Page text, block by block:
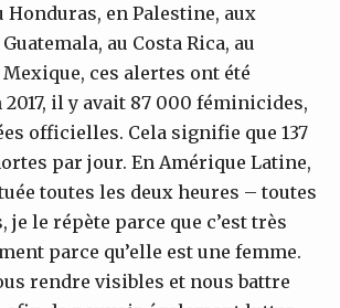
Honduras, en Palestine, aux
au Costa Rica, au
ces alertes ont été
il y avait 87 000 féminicides,
officielles. Cela signifie que 137
par jour. En Amérique Latine,
toutes les deux heures – toutes
je le répète parce que c’est très
parce qu’elle est une femme.
rendre visibles et nous battre